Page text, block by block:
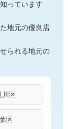
っています
地元の優良店
られる地元の
川区
区